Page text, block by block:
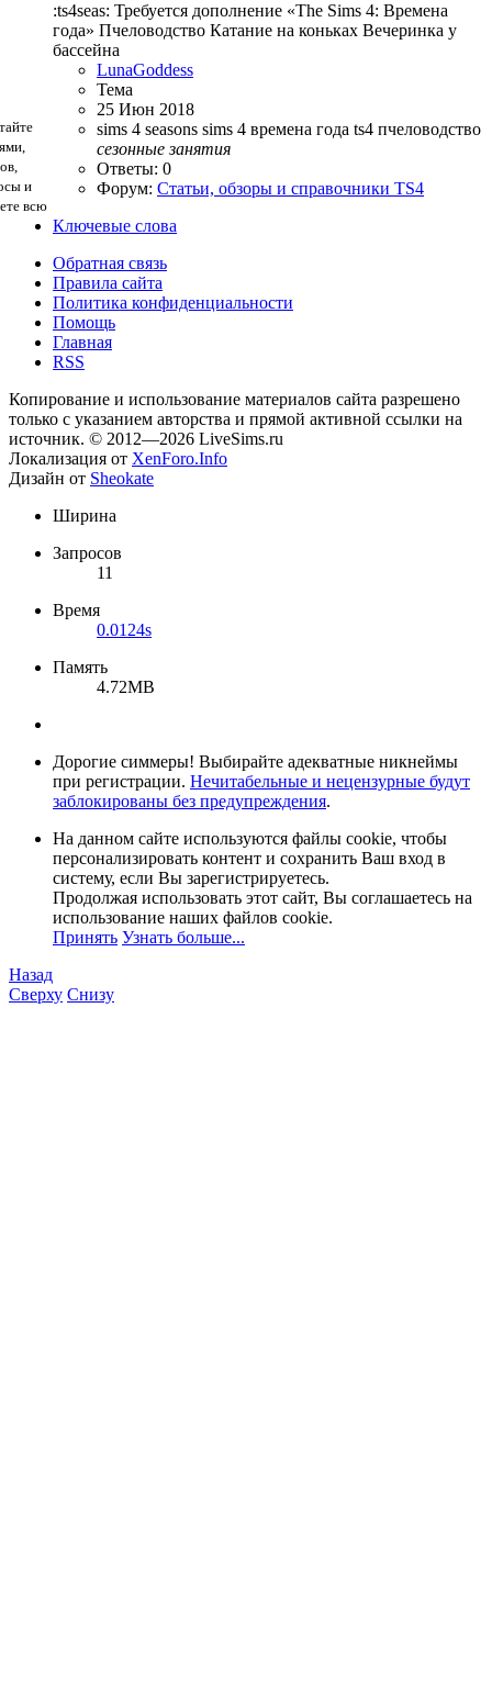
и
всю
:ts4seas: Требуется дополнение «The Sims 4: Времена
года» Пчеловодство Катание на коньках Вечеринка у
бассейна
LunaGoddess
Тема
25 Июн 2018
sims 4 seasons sims 4 времена года ts4 пчеловодство
сезонные занятия
Ответы: 0
Форум: Статьи, обзоры и справочники TS4
Ключевые слова
Обратная связь
Правила сайта
Политика конфиденциальности
Помощь
Главная
RSS
Копирование и использование материалов сайта разрешено
только с указанием авторства и прямой активной ссылки на
источник. © 2012—2026 LiveSims.ru
Локализация от XenForo.Info
Дизайн от Sheokate
Ширина
Запросов
11
Время
0.0124s
Память
4.72MB
Дорогие симмеры! Выбирайте адекватные никнеймы
при регистрации. Нечитабельные и нецензурные будут
заблокированы без предупреждения.
На данном сайте используются файлы cookie, чтобы
персонализировать контент и сохранить Ваш вход в
систему, если Вы зарегистрируетесь.
Продолжая использовать этот сайт, Вы соглашаетесь на
использование наших файлов cookie.
Принять Узнать больше...
Назад
Сверху Снизу